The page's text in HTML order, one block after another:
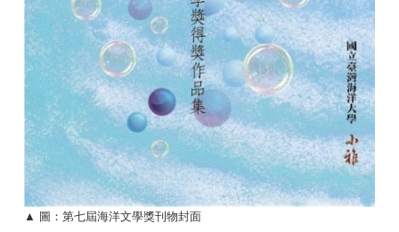
▲ 圖：第七屆海洋文學獎刊物封面